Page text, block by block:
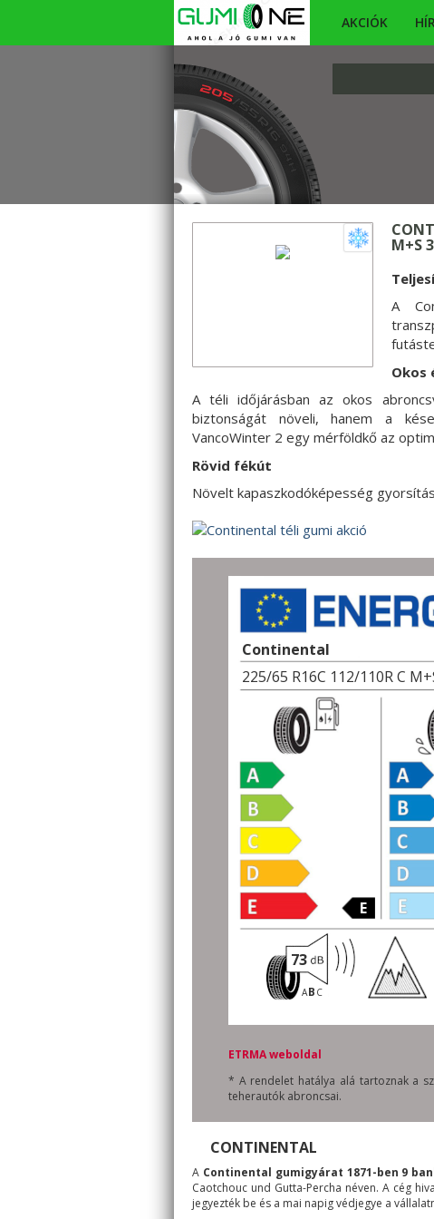
AKCIÓK
M+S
A
Okos
A téli időjárásban az okos
biztonságát növeli, hanem a
VancoWinter 2 egy mérföldkő az
Rövid fékút
Növelt kapaszkodóképesség
Continental
225/65 R16C 112/110R C
E
AB C
73
ETRMA weboldal
* A rendelet hatálya alá tartoznak a
teherautók abroncsai.
CONTINENTAL
A Continental gumigyárat 1871-ben 9
Caotchouc und Gutta-Percha néven. A cég
jegyezték be és a mai napig védjegye a